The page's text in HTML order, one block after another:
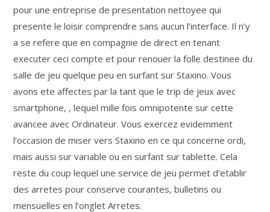
pour une entreprise de presentation nettoyee qui
presente le loisir comprendre sans aucun l’interface. Il n’y
a se refere que en compagnie de direct en tenant
executer ceci compte et pour renouer la folle destinee du
salle de jeu quelque peu en surfant sur Staxino. Vous
avons ete affectes par la tant que le trip de jeux avec
smartphone, , lequel mille fois omnipotente sur cette
avancee avec Ordinateur. Vous exercez evidemment
l’occasion de miser vers Staxino en ce qui concerne ordi,
mais aussi sur variable ou en surfant sur tablette. Cela
reste du coup lequel une service de jeu permet d’etablir
des arretes pour conserve courantes, bulletins ou
mensuelles en l’onglet Arretes.